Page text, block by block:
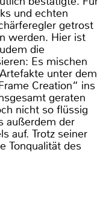
und echten
getrost
werden. Hier ist
die
Es mischen
unter dem
Creation“ ins
geraten
nicht so flüssig
außerdem der
auf. Trotz seiner
Tonqualität des